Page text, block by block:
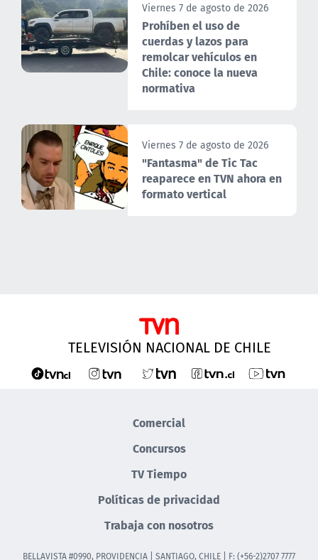
Viernes 7 de agosto de 2026
Prohíben el uso de
cuerdas y lazos para
remolcar vehículos en
Chile: conoce la nueva
normativa
Viernes 7 de agosto de 2026
"Fantasma" de Tic Tac
reaparece en TVN ahora en
formato vertical
TELEVISIÓN NACIONAL DE CHILE
Comercial
Concursos
TV Tiempo
Políticas de privacidad
Trabaja con nosotros
BELLAVISTA #0990, PROVIDENCIA | SANTIAGO, CHILE | F: (+56-2)2707 7777